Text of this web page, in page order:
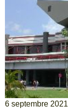
6 septembre 2021